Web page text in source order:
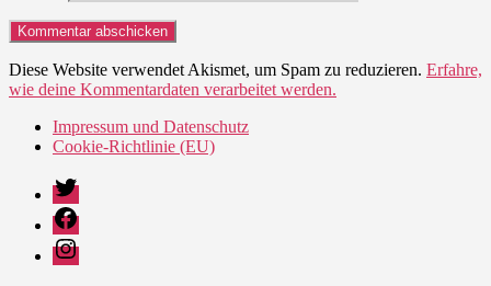
Diese Website verwendet Akismet, um Spam zu reduzieren. Erfahre,
wie deine Kommentardaten verarbeitet werden.
Impressum und Datenschutz
Cookie-Richtlinie (EU)
Twitter
Facebook
Instagram